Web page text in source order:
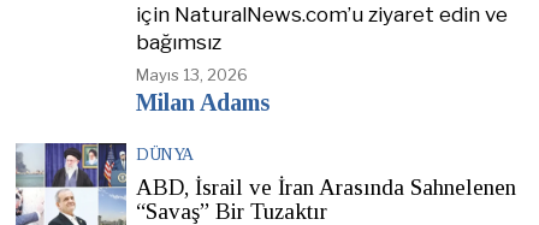
için NaturalNews.com’u ziyaret edin ve
bağımsız
Mayıs 13, 2026
Milan Adams
DÜNYA
ABD, İsrail ve İran Arasında Sahnelenen
“Savaş” Bir Tuzaktır